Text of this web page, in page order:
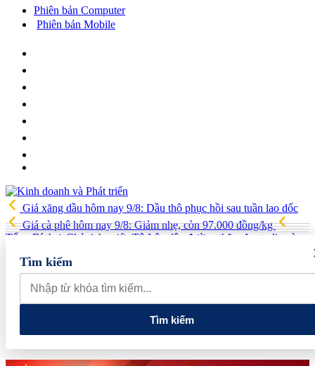
Phiên bản Computer
Phiên bản Mobile
Giá xăng dầu hôm nay 9/8: Dầu thô phục hồi sau tuần lao dốc
Giá cà phê hôm nay 9/8: Giảm nhẹ, còn 97.000 đồng/kg
Tổng Bí thư, Chủ tịch nước Tô Lâm lên đường thăm Australia và
New Zealand
quan đến lĩnh vực tài chính, ngân hàng
Xử lý đến cùng các
vướng mắc, không đẩy doanh nghiệp đi vòng
Tìm kiếm
Tìm kiếm